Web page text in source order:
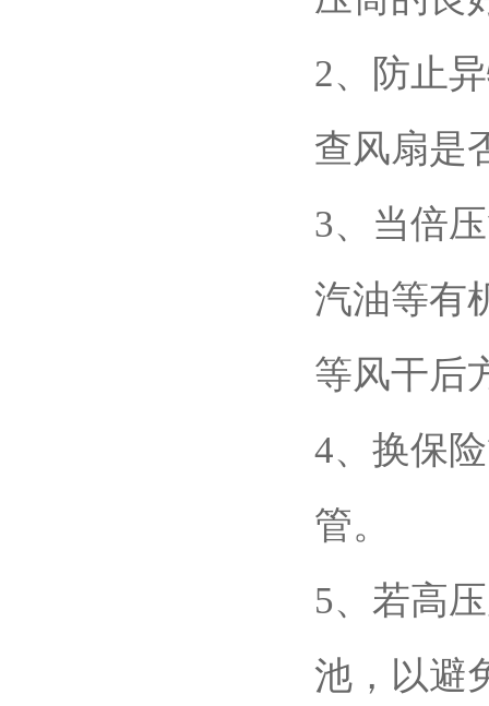
2、防止
查风扇是
3、当倍
汽油等有
等风干后
4、换保
管。
5、若高
池，以避